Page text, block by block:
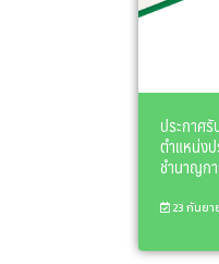
ประกาศ
ตำแหน่ง
ชำนาญก
23 กันยา